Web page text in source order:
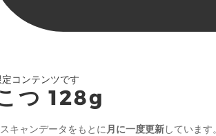
コンテンツです
つ 128g
キャンデータをもとに 月に一度更新しています。